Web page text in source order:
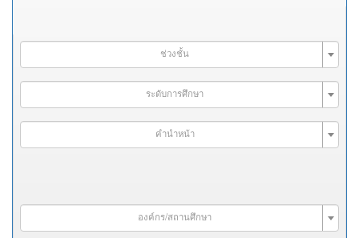
ช่วงชั้น
ระดับการศึกษา
คำนำหน้า
องค์กร/สถานศึกษา